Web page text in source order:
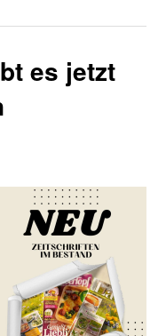
es jetzt